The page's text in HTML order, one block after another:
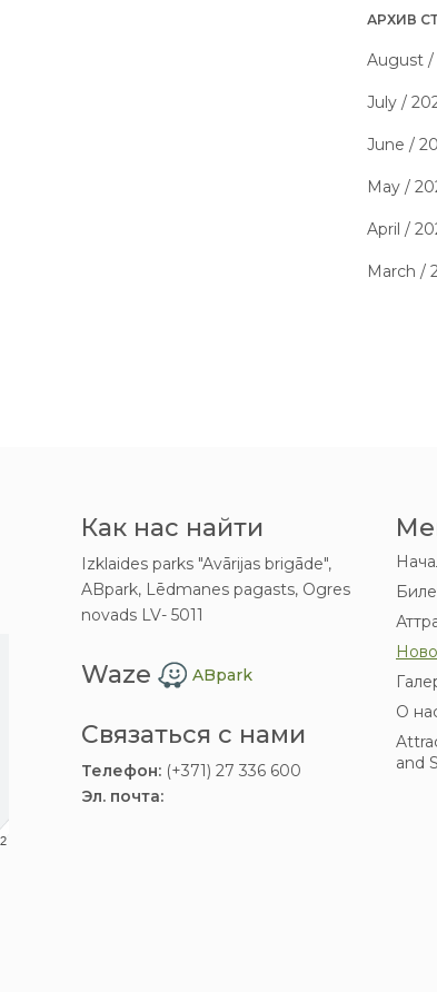
АРХИВ
August /
July /
June /
May /
April /
March /
Как нас найти
Izklaides parks "Avārijas brigāde",
ABpark, Lēdmanes pagasts, Ogres
novads LV- 5011
Waze ABpark
Связаться с нами
Телефон:(+371) 27 336 600
Эл. почта:
О
and